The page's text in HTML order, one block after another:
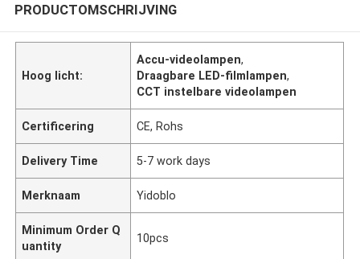
PRODUCTOMSCHRIJVING
Hoog licht:
Accu-videolampen,
Draagbare LED-filmlampen,
CCT instelbare videolampen
Certificering CE, Rohs
Delivery Time 5-7 work days
Merknaam Yidoblo
Minimum Order Q
uantity
10pcs